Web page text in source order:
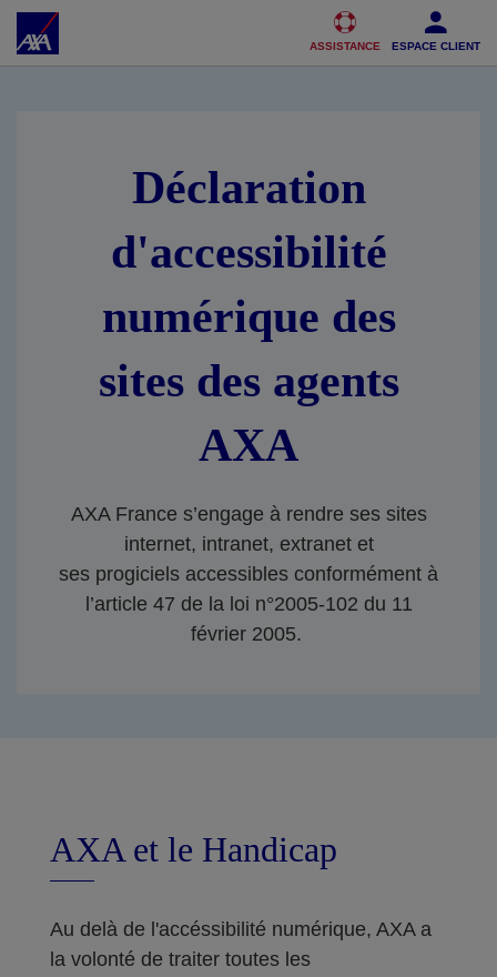
Accéder au Contenu Accéder au Pied de page
ASSISTANCE ESPACE CLIENT
Déclaration
d'accessibilité
numérique des
sites des agents
AXA
AXA France s’engage à rendre ses sites
internet, intranet, extranet et
ses progiciels accessibles conformément à
l’article 47 de la loi n°2005-102 du 11
février 2005.
AXA et le Handicap
Au delà de l'accéssibilité numérique, AXA a
la volonté de traiter toutes les